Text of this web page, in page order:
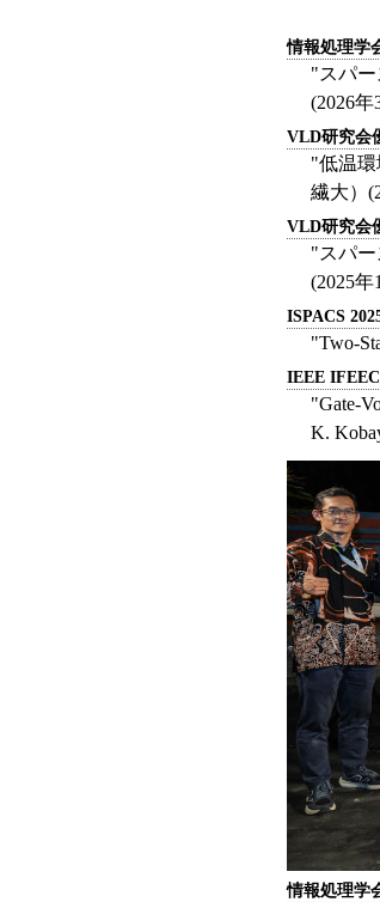
情報処理学
"スパー
(2026年
VLD研究会
"低温
繊大）
VLD研究会
"スパー
(2025年
ISPACS
"Two-
IEEE
"Gate-
K.
情報処理学